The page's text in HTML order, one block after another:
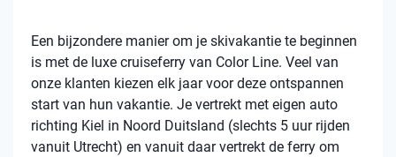
Een bijzondere manier om je skivakantie te beginnen
is met de luxe cruiseferry van Color Line. Veel van
onze klanten kiezen elk jaar voor deze ontspannen
start van hun vakantie. Je vertrekt met eigen auto
richting Kiel in Noord Duitsland (slechts 5 uur rijden
vanuit Utrecht) en vanuit daar vertrekt de ferry om